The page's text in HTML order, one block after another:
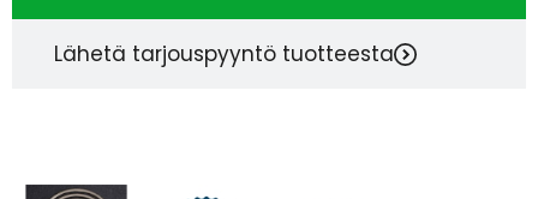
Lähetä tarjouspyyntö tuotteesta